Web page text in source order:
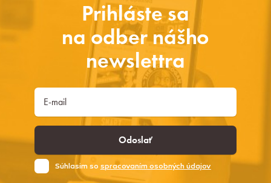
Prihláste sa
na odber nášho
newslettra
Odoslať
Súhlasim so spracovaním osobných údajov